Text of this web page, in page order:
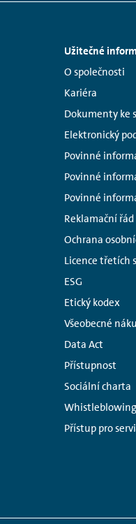
Užitečné
Links:
O společnosti
Kariéra
Dokumenty ke
Elektronický
Povinné
Povinné
Povinné
Reklamační řád
Ochrana
Licence třetích
ESG
Etický kodex
Všeobecné
Data Act
Přístupnost
Sociální charta
Whistleblowing
Přístup pro